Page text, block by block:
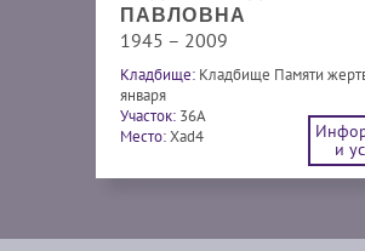
ПАВЛОВНА
1945 – 2009
Кладбище: Кладбище Памяти
января
Участок: 36А
Место:Xad4
и